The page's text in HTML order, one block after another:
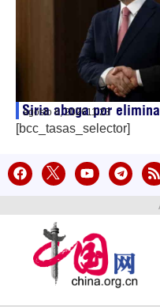
Siria aboga por
agosto 6, 202611:23
[bcc_tasas_selector]